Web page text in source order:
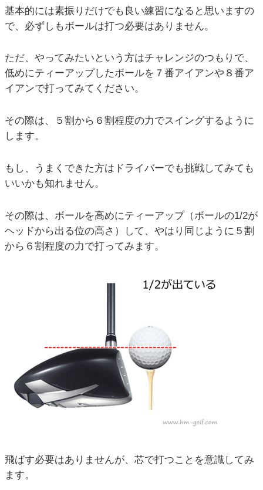
基本的には素振りだけでも良い練習になると思いますの
で、必ずしもボールは打つ必要はありません。
ただ、やってみたいという方はチャレンジのつもりで、
低めにティーアップしたボールを７番アイアンや８番ア
イアンで打ってみてください。
その際は、５割から６割程度の力でスイングするように
します。
もし、うまくできた方はドライバーでも挑戦してみても
いいかも知れません。
その際は、ボールを高めにティーアップ（ボールの1/2が
ヘッドから出る位の高さ）して、やはり同じように５割
から６割程度の力で打ってみます。
飛ばす必要はありませんが、芯で打つことを意識してみ
ます。